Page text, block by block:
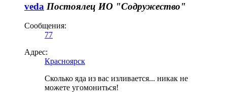
veda Постоялец ИО "Содружество"
Сообщения:
77
Адрес:
Красноярск
Сколько яда из вас изливается... никак не
можете угомониться!